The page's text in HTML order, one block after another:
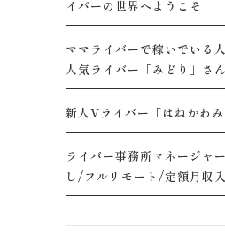
イバーの世界へようこそ
ママライバーで稼いでいる
人気ライバー「みどり」さん
新人Vライバー「はねかわ
ライバー事務所マネージャ
し/フルリモート/定額月収入